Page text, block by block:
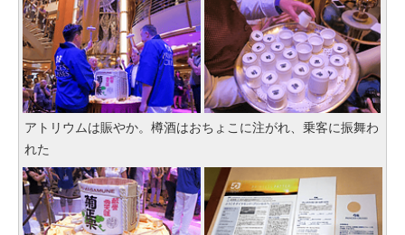
アトリウムは賑やか。樽酒はおちょこに注がれ、乗客に振舞わ
れた